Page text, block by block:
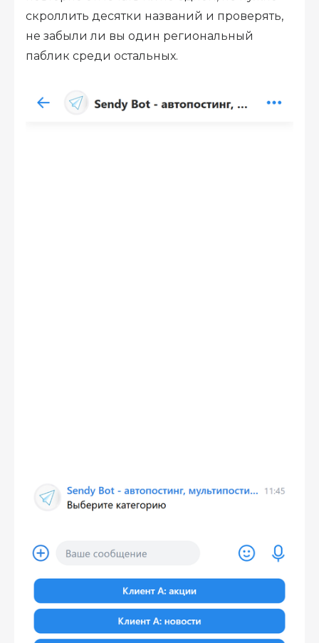
скроллить десятки названий и проверять,
не забыли ли вы один региональный
паблик среди остальных.